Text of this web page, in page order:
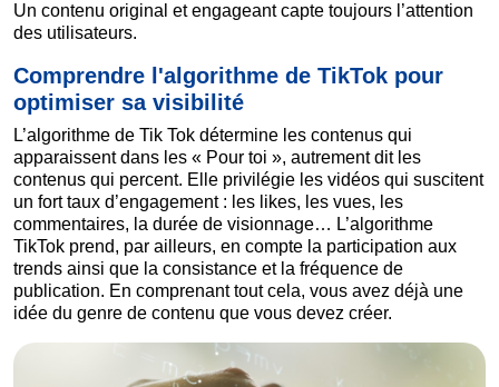
Un contenu original et engageant capte toujours l’attention
des utilisateurs.
Comprendre l'algorithme de TikTok pour
optimiser sa visibilité
L’algorithme de Tik Tok détermine les contenus qui
apparaissent dans les « Pour toi », autrement dit les
contenus qui percent. Elle privilégie les vidéos qui suscitent
un fort taux d’engagement : les likes, les vues, les
commentaires, la durée de visionnage… L’algorithme
TikTok prend, par ailleurs, en compte la participation aux
trends ainsi que la consistance et la fréquence de
publication. En comprenant tout cela, vous avez déjà une
idée du genre de contenu que vous devez créer.